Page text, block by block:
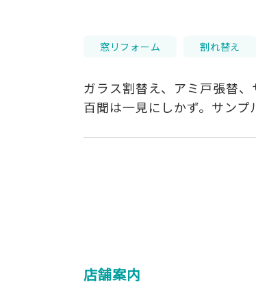
窓リフォーム 割れ替え
ガラス割替え、アミ戸張替
百聞は一見にしかず。サンプ
店舗案内